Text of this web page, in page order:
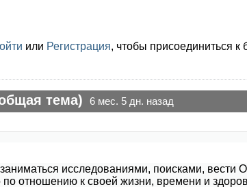
или Регистрация, чтобы присоединиться к
тема) 6 мес. 5 дн. назад
исследованиями, поисками, вести
по отношению к своей жизни, времени и